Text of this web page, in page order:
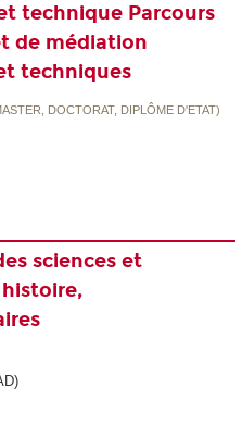
technique Parcours
de médiation
techniques
DOCTORAT, DIPLÔME D'ETAT)
sciences et